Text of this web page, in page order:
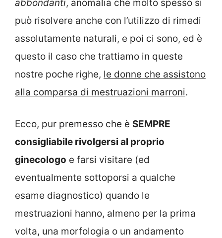
abbondanti, anomalia che molto spesso si
può risolvere anche con l’utilizzo di rimedi
assolutamente naturali, e poi ci sono, ed è
questo il caso che trattiamo in queste
nostre poche righe, le donne che assistono
alla comparsa di mestruazioni marroni.
Ecco, pur premesso che è SEMPRE
consigliabile rivolgersi al proprio
ginecologo e farsi visitare (ed
eventualmente sottoporsi a qualche
esame diagnostico) quando le
mestruazioni hanno, almeno per la prima
volta, una morfologia o un andamento